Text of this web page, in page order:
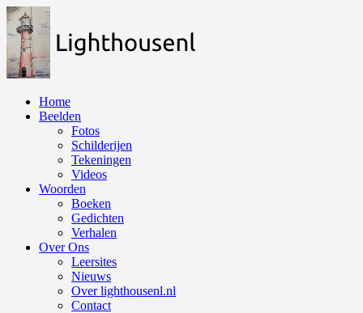
Naar
de
inhoud
springen
Home
Beelden
Fotos
Schilderijen
Tekeningen
Videos
Woorden
Boeken
Gedichten
Verhalen
Over Ons
Leersites
Nieuws
Over lighthousenl.nl
Contact